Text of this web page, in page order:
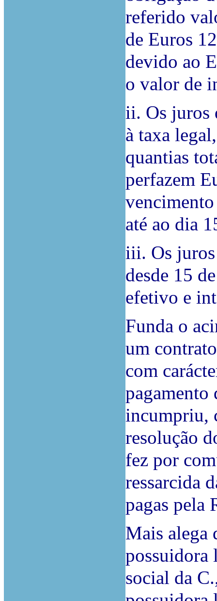
referido
de Euros
devido ao
o valor de
ii. Os juros
à taxa
quantias
perfazem
vencimento
até ao dia
iii. Os juros
desde 15
efetivo e
Funda o
um
com
pagamento
incumpriu,
resolução
fez por
ressarcida
pagas pela
Mais alega
possuidora
social da